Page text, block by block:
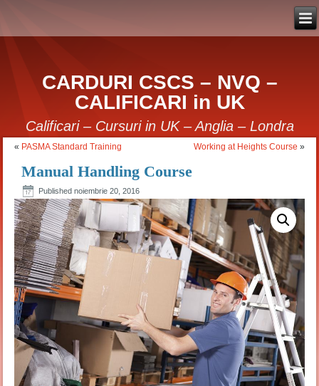
CARDURI CSCS – NVQ –
CALIFICARI in UK
Calificari – Cursuri in UK – Anglia – Londra
« PASMA Standard Training Working at Heights Course »
Manual Handling Course
Published noiembrie 20, 2016